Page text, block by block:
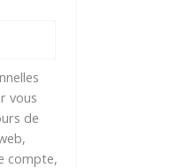
vous
de
compte,